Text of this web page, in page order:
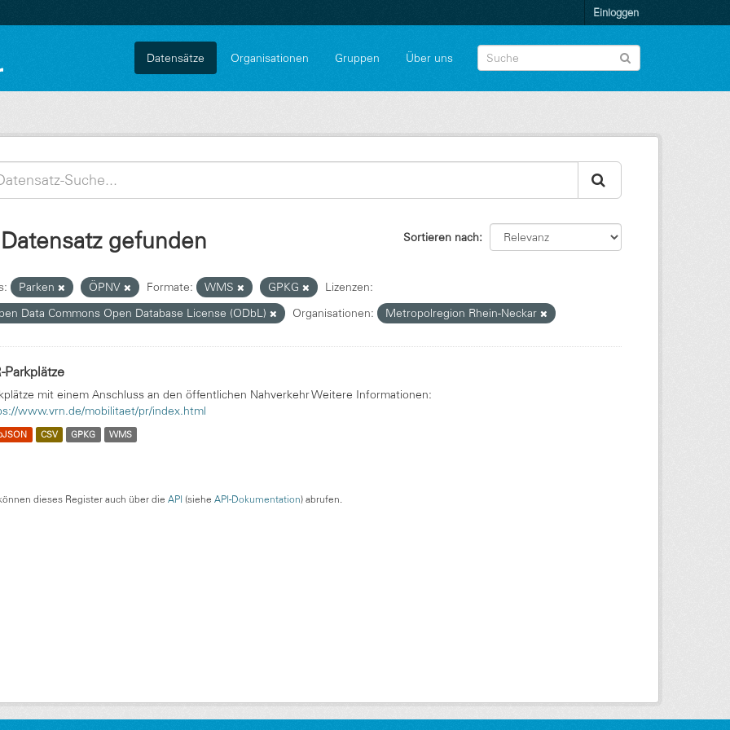
Einloggen
Datensätze Organisationen Gruppen Über uns
Sortieren nach
gefunden
Parken ÖPNV Formate: WMS GPKG
Lizenzen:
Data Commons Open Database License (ODbL)
Organisationen: Metropolregion Rhein-Neckar
Parkplätze
mit einem Anschluss an den öffentlichen Nahverkehr Weitere Informationen:
www.vrn.de/mobilitaet/pr/index.html
CSV GPKG WMS
dieses Register auch über die API (siehe API-Dokumentation) abrufen.